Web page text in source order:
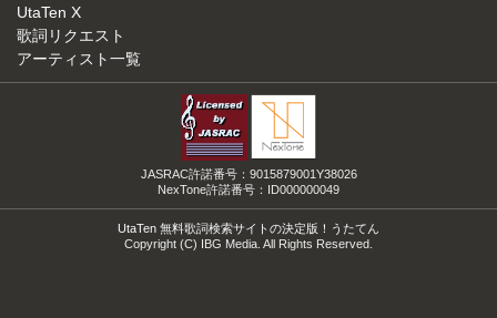
UtaTen X
歌詞リクエスト
アーティスト一覧
JASRAC許諾番号：9015879001Y38026
NexTone許諾番号：ID000000049
UtaTen 無料歌詞検索サイトの決定版！うたてん
Copyright (C) IBG Media. All Rights Reserved.